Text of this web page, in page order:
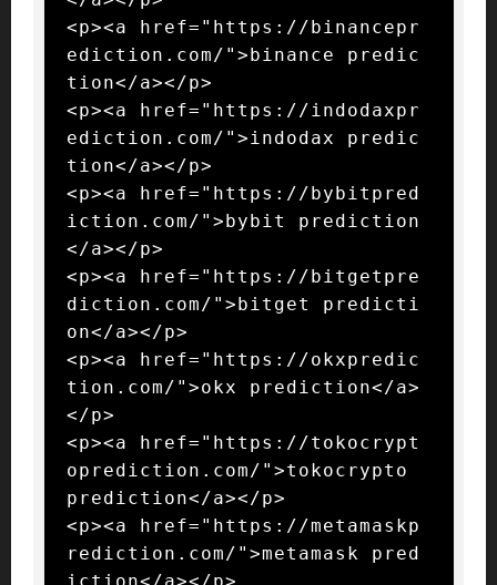
<p><a href="https://binancepr
ediction.com/">binance predic
tion</a></p>
<p><a href="https://indodaxpr
ediction.com/">indodax predic
tion</a></p>
<p><a href="https://bybitpred
iction.com/">bybit prediction
</a></p>
<p><a href="https://bitgetpre
diction.com/">bitget predicti
on</a></p>
<p><a href="https://okxpredic
tion.com/">okx prediction</a>
</p>
<p><a href="https://tokocrypt
oprediction.com/">tokocrypto
prediction</a></p>
<p><a href="https://metamaskp
rediction.com/">metamask pred